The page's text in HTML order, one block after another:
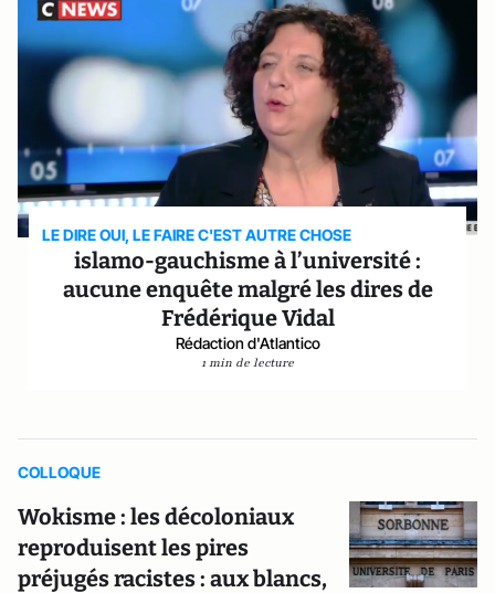
LE DIRE OUI, LE FAIRE C'EST AUTRE CHOSE
islamo-gauchisme à l’université :
aucune enquête malgré les dires de
Frédérique Vidal
Rédaction d'Atlantico
1 min de lecture
COLLOQUE
Wokisme : les décoloniaux
reproduisent les pires
préjugés racistes : aux blancs,